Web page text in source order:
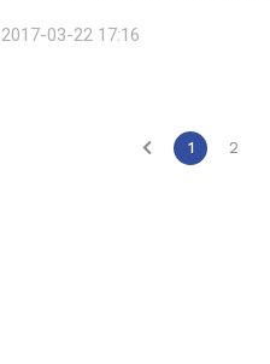
련된 SK텔레콤의 중장기 전략에 대해
2017-03-22 17:16
1 2